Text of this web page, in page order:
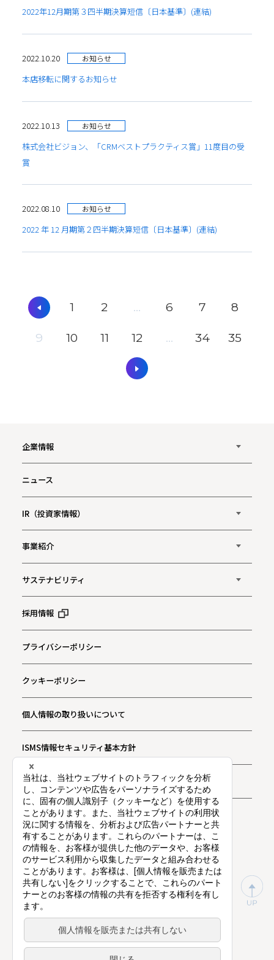
2022年12月期第３四半期決算短信〔日本基準〕(連結)
2022.10.20 お知らせ
本店移転に関するお知らせ
2022.10.13 お知らせ
株式会社ビジョン、「CRMベストプラクティス賞」11度目の受
賞
2022.08.10 お知らせ
2022 年 12 月期第２四半期決算短信〔日本基準〕(連結)
1 2 ... 6 7 8
9 10 11 12 ... 34 35
企業情報
ニュース
IR（投資家情報）
事業紹介
サステナビリティ
採用情報
プライバシーポリシー
クッキーポリシー
個人情報の取り扱いについて
ISMS情報セキュリティ基本方針
お問い合わせ
プライバシー通知